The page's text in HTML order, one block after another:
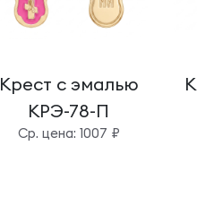
Крест с эмалью
КРЭ-78-П
Cр. цена: 1007 ₽